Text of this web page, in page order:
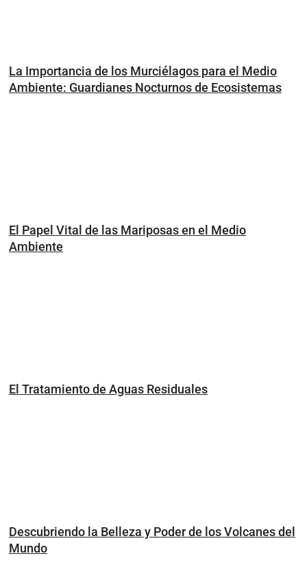
La Importancia de los Murciélagos para el Medio
Ambiente: Guardianes Nocturnos de Ecosistemas
El Papel Vital de las Mariposas en el Medio
Ambiente
El Tratamiento de Aguas Residuales
Descubriendo la Belleza y Poder de los Volcanes del
Mundo